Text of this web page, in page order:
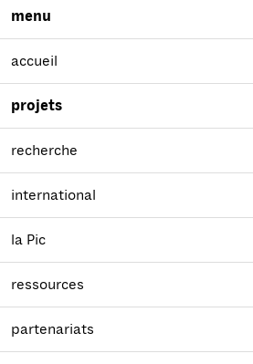
menu
accueil
projets
recherche
international
la Pic
ressources
partenariats